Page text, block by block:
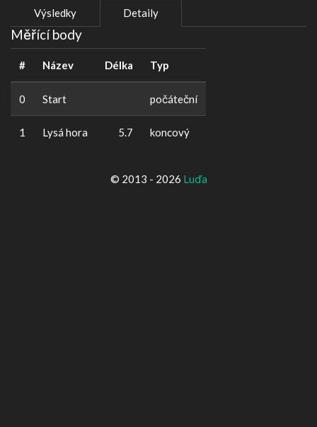
Výsledky Detaily
Měřící body
# Název Délka Typ
0 Start počáteční
1 Lysá hora 5.7 koncový
© 2013 - 2026 Luďa